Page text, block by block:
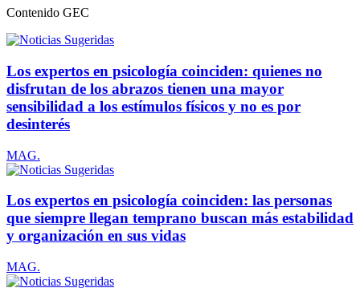
Contenido GEC
Los expertos en psicología coinciden: quienes no
disfrutan de los abrazos tienen una mayor
sensibilidad a los estímulos físicos y no es por
desinterés
MAG.
Los expertos en psicología coinciden: las personas
que siempre llegan temprano buscan más estabilidad
y organización en sus vidas
MAG.